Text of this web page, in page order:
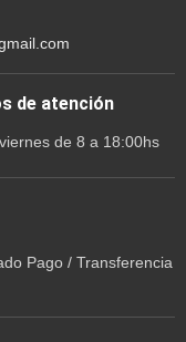
de atención
de 8 a 18:00hs
Pago / Transferencia